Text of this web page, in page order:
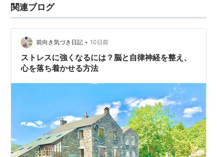
関連ブログ
前向き気づき日記 • 10日前
ストレスに強くなるには？脳と自律神経を整え、
心を落ち着かせる方法